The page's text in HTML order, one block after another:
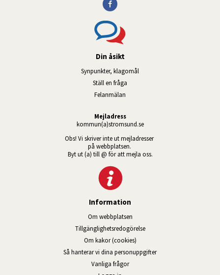
Din åsikt
Synpunkter, klagomål
Ställ en fråga
Felanmälan
Mejladress
kommun(a)stromsund.se
Obs! Vi skriver inte ut mejladresser
på webbplatsen.
Byt ut (a) till @ för att mejla oss.
Information
Om webbplatsen
Tillgänglig­hets­redo­görelse
Om kakor (cookies)
Så hanterar vi dina personuppgifter
Vanliga frågor